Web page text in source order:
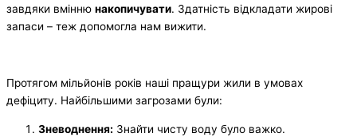
завдяки вмінню накопичувати. Здатність відкладати жирові
запаси – теж допомогла нам вижити.
Протягом мільйонів років наші пращури жили в умовах
дефіциту. Найбільшими загрозами були:
Зневоднення: Знайти чисту воду було важко.